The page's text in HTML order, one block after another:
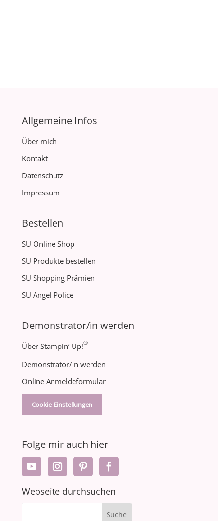
Allgemeine Infos
Über mich
Kontakt
Datenschutz
Impressum
Bestellen
SU Online Shop
SU Produkte bestellen
SU Shopping Prämien
SU Angel Police
Demonstrator/in werden
Über Stampin‘ Up!®
Demonstrator/in werden
Online Anmeldeformular
Cookie-Einstellungen
Folge mir auch hier
Webseite durchsuchen